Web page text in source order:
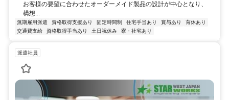
お客様の要望に合わせたオーダーメイド製品の設計が中心となり、
構想...
無期雇用派遣 資格取得支援あり 固定時間制 住宅手当あり 賞与あり
育休あり
交通費支給
資格取得手当あり 土日祝休み 寮・社宅あり
派遣社員